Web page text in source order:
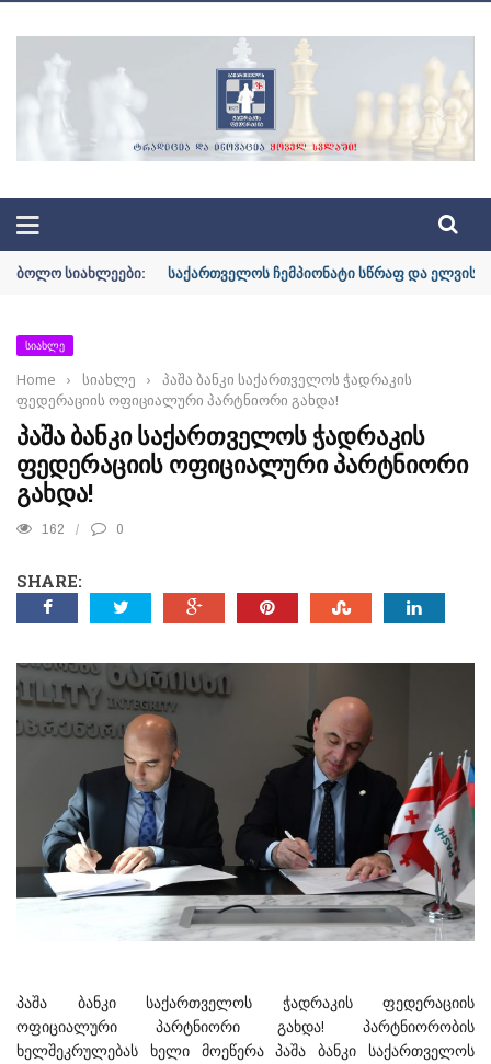
ᲑᲝᲚᲝ ᲡᲘᲐᲮᲚᲔᲔᲑᲘ: საქართველოს ჩემპიონატი სწრაფ და
ᲡᲘᲐᲮᲚᲔ
Home › სიახლე ›
პაშა ბანკი საქართველოს ჭადრაკის
ფედერაციის ოფიციალური პარტნიორი გახდა!
ᲞᲐᲨᲐ ᲑᲐᲜᲙᲘ ᲡᲐᲥᲐᲠᲗᲕᲔᲚᲝᲡ ᲭᲐᲓᲠᲐᲙᲘᲡ
ᲤᲔᲓᲔᲠᲐᲪᲘᲘᲡ ᲝᲤᲘᲪᲘᲐᲚᲣᲠᲘ ᲞᲐᲠᲢᲜᲘᲝᲠᲘ
ᲒᲐᲮᲓᲐ!
162 0
SHARE:
პაშა ბანკი საქართველოს ჭადრაკის ფედერაციის
ოფიციალური პარტნიორი გახდა! პარტნიორობის
ხელშეკრულებას ხელი მოეწერა პაშა ბანკი საქართველოს